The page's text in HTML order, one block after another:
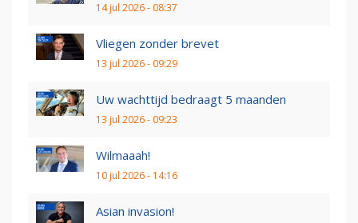
14 jul 2026 - 08:37
Vliegen zonder brevet
13 jul 2026 - 09:29
Uw wachttijd bedraagt 5 maanden
13 jul 2026 - 09:23
Wilmaaah!
10 jul 2026 - 14:16
Asian invasion!